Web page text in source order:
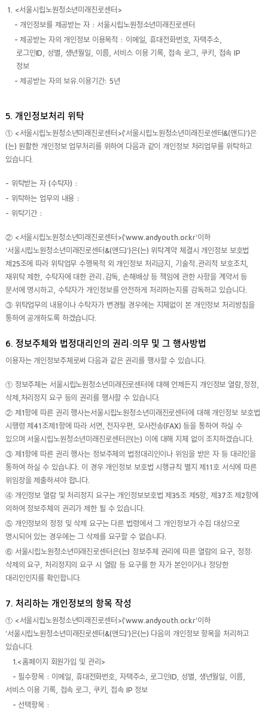
1. <서울시립노원청소년미래진로센터>
- 개인정보를 제공받는 자 : 서울시립노원청소년미래진로센터
- 제공받는 자의 개인정보 이용목적 : 이메일, 휴대전화번호, 자택주소,
로그인ID, 성별, 생년월일, 이름, 서비스 이용 기록, 접속 로그, 쿠키, 접속 IP
정보
- 제공받는 자의 보유.이용기간: 5년
5. 개인정보처리 위탁
① <서울시립노원청소년미래진로센터>('서울시립노원청소년미래진로센터&(앤드)')은
(는) 원활한 개인정보 업무처리를 위하여 다음과 같이 개인정보 처리업무를 위탁하고
있습니다.
- 위탁받는 자 (수탁자) :
- 위탁하는 업무의 내용 :
- 위탁기간 :
② <서울시립노원청소년미래진로센터>('www.andyouth.or.kr'이하
'서울시립노원청소년미래진로센터&(앤드)')은(는) 위탁계약 체결시 개인정보 보호법
제25조에 따라 위탁업무 수행목적 외 개인정보 처리금지, 기술적․관리적 보호조치,
재위탁 제한, 수탁자에 대한 관리․감독, 손해배상 등 책임에 관한 사항을 계약서 등
문서에 명시하고, 수탁자가 개인정보를 안전하게 처리하는지를 감독하고 있습니다.
③ 위탁업무의 내용이나 수탁자가 변경될 경우에는 지체없이 본 개인정보 처리방침을
통하여 공개하도록 하겠습니다.
6. 정보주체와 법정대리인의 권리·의무 및 그 행사방법
이용자는 개인정보주체로써 다음과 같은 권리를 행사할 수 있습니다.
① 정보주체는 서울시립노원청소년미래진로센터에 대해 언제든지 개인정보 열람,정정,
삭제,처리정지 요구 등의 권리를 행사할 수 있습니다.
② 제1항에 따른 권리 행사는서울시립노원청소년미래진로센터에 대해 개인정보 보호법
시행령 제41조제1항에 따라 서면, 전자우편, 모사전송(FAX) 등을 통하여 하실 수
있으며 서울시립노원청소년미래진로센터은(는) 이에 대해 지체 없이 조치하겠습니다.
③ 제1항에 따른 권리 행사는 정보주체의 법정대리인이나 위임을 받은 자 등 대리인을
통하여 하실 수 있습니다. 이 경우 개인정보 보호법 시행규칙 별지 제11호 서식에 따른
위임장을 제출하셔야 합니다.
④ 개인정보 열람 및 처리정지 요구는 개인정보보호법 제35조 제5항, 제37조 제2항에
의하여 정보주체의 권리가 제한 될 수 있습니다.
⑤ 개인정보의 정정 및 삭제 요구는 다른 법령에서 그 개인정보가 수집 대상으로
명시되어 있는 경우에는 그 삭제를 요구할 수 없습니다.
⑥ 서울시립노원청소년미래진로센터은(는) 정보주체 권리에 따른 열람의 요구, 정정·
삭제의 요구, 처리정지의 요구 시 열람 등 요구를 한 자가 본인이거나 정당한
대리인인지를 확인합니다.
7. 처리하는 개인정보의 항목 작성
① <서울시립노원청소년미래진로센터>('www.andyouth.or.kr'이하
'서울시립노원청소년미래진로센터&(앤드)')은(는) 다음의 개인정보 항목을 처리하고
있습니다.
1.<홈페이지 회원가입 및 관리>
- 필수항목 : 이메일, 휴대전화번호, 자택주소, 로그인ID, 성별, 생년월일, 이름,
서비스 이용 기록, 접속 로그, 쿠키, 접속 IP 정보
- 선택항목 :